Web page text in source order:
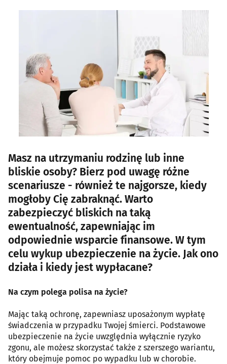
Masz na utrzymaniu rodzinę lub inne
bliskie osoby? Bierz pod uwagę różne
scenariusze - również te najgorsze, kiedy
mogłoby Cię zabraknąć. Warto
zabezpieczyć bliskich na taką
ewentualność, zapewniając im
odpowiednie wsparcie finansowe. W tym
celu wykup ubezpieczenie na życie. Jak ono
działa i kiedy jest wypłacane?
Na czym polega polisa na życie?
Mając taką ochronę, zapewniasz uposażonym wypłatę
świadczenia w przypadku Twojej śmierci. Podstawowe
ubezpieczenie na życie uwzględnia wyłącznie ryzyko
zgonu, ale możesz skorzystać także z szerszego wariantu,
który obejmuje pomoc po wypadku lub w chorobie.